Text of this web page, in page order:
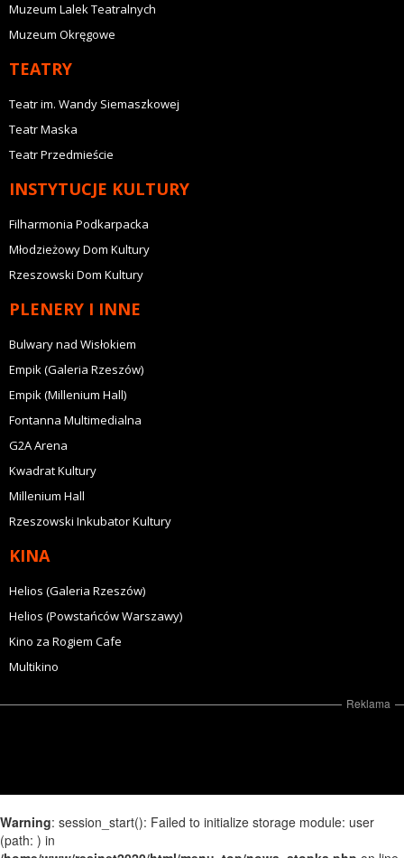
Muzeum Lalek Teatralnych
Muzeum Okręgowe
TEATRY
Teatr im. Wandy Siemaszkowej
Teatr Maska
Teatr Przedmieście
INSTYTUCJE KULTURY
Filharmonia Podkarpacka
Młodzieżowy Dom Kultury
Rzeszowski Dom Kultury
PLENERY I INNE
Bulwary nad Wisłokiem
Empik (Galeria Rzeszów)
Empik (Millenium Hall)
Fontanna Multimedialna
G2A Arena
Kwadrat Kultury
Millenium Hall
Rzeszowski Inkubator Kultury
KINA
Helios (Galeria Rzeszów)
Helios (Powstańców Warszawy)
Kino za Rogiem Cafe
Multikino
Reklama
Warning: session_start(): Failed to initialize storage module: user
(path: ) in